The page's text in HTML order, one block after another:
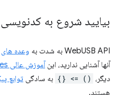
بیایید شروع به
WebUSB API به شدت به وعده های
آنها آشنایی ندارید، این آموزش عالی Promises را
دیگر، () => {} به سادگی توابع
هستند.